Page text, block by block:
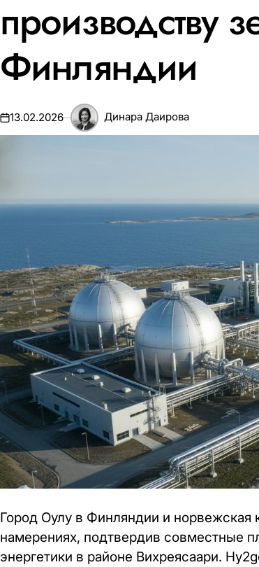
производству
Финляндии
13.02.2026 Динара Даирова
Город Оулу в Финляндии и норвежская
намерениях, подтвердив совместные
энергетики в районе Вихреясаари.